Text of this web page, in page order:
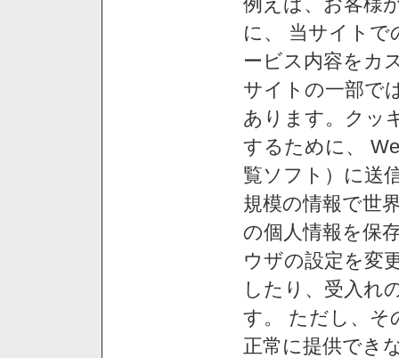
に、 当サイトで
ービス内容をカ
サイトの一部で
あります。クッ
するために、
覧ソフト）に送
規模の情報で世
の個人情報を保
ウザの設定を変
したり、受入れ
す。 ただし、そ
正常に提供でき